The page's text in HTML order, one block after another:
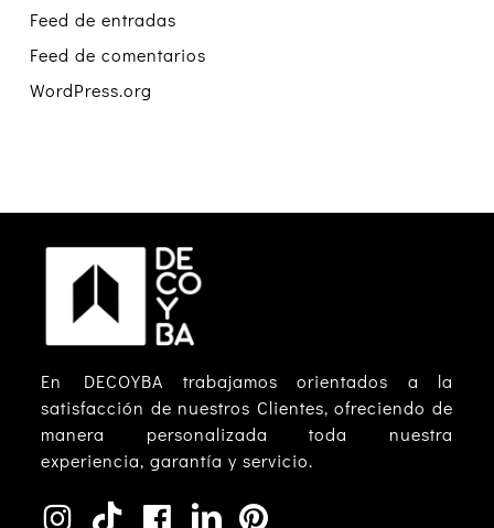
Feed de entradas
Feed de comentarios
WordPress.org
En DECOYBA trabajamos orientados a la
satisfacción de nuestros Clientes, ofreciendo de
manera personalizada toda nuestra
experiencia, garantía y servicio.